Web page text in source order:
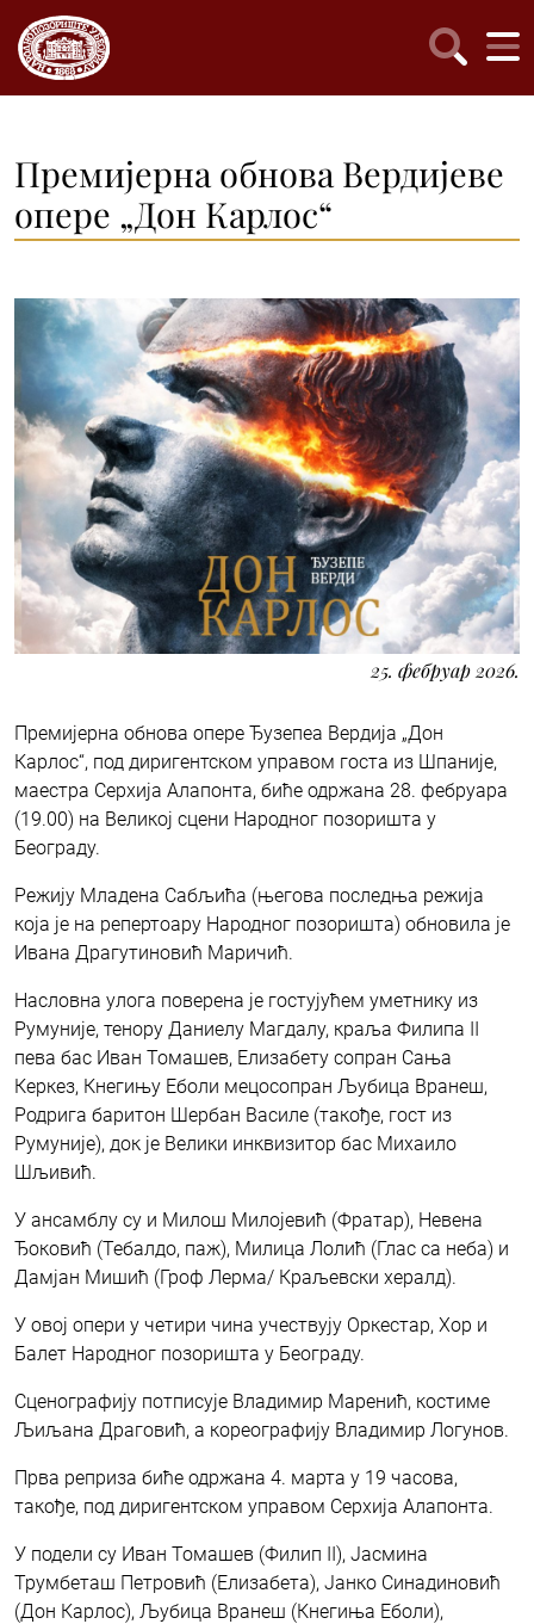
Премијерна обнова Вердијеве
опере „Дон Карлос“
25. фебруар 2026.
Премијерна обнова опере Ђузепeа Вердија „Дон
Карлос“, под диригентском управом госта из Шпаније,
маестра Серхија Алапонта, биће одржана 28. фебруара
(19.00) на Великој сцени Народног позоришта у
Београду.
Режију Младена Сабљића (његова последња режија
која је на репертоару Народног позоришта) обновила је
Ивана Драгутиновић Маричић.
Насловна улога поверена је гостујућем уметнику из
Румуније, тенору Даниелу Магдалу, краља Филипа II
пева бас Иван Томашев, Елизабету сопран Сања
Керкез, Кнегињу Еболи мецосопран Љубица Вранеш,
Родрига баритон Шербан Василе (такође, гост из
Румуније), док је Велики инквизитор бас Михаило
Шљивић.
У ансамблу су и Милош Милојевић (Фратар), Невена
Ђоковић (Тебалдо, паж), Милица Лолић (Глас са неба) и
Дамјан Мишић (Гроф Лерма/ Краљевски хералд).
У овој опери у четири чина учествују Оркестар, Хор и
Балет Народног позоришта у Београду.
Сценографију потписује Владимир Маренић, костиме
Љиљана Драговић, а кореографију Владимир Логунов.
Прва реприза биће одржана 4. марта у 19 часова,
такође, под диригентском управом Серхија Алапонта.
У подели су Иван Томашев (Филип II), Јасмина
Трумбеташ Петровић (Елизабета), Јанко Синадиновић
(Дон Карлос), Љубица Вранеш (Кнегиња Еболи),